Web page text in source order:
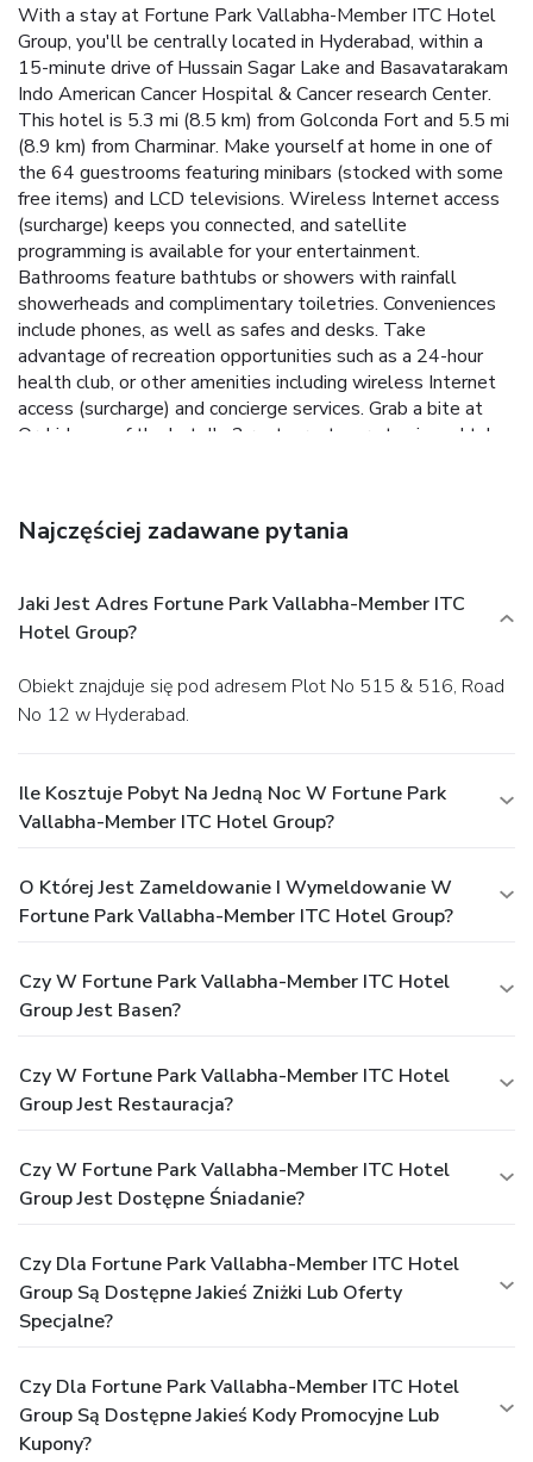
With a stay at Fortune Park Vallabha-Member ITC Hotel
Group, you'll be centrally located in Hyderabad, within a
15-minute drive of Hussain Sagar Lake and Basavatarakam
Indo American Cancer Hospital & Cancer research Center.
This hotel is 5.3 mi (8.5 km) from Golconda Fort and 5.5 mi
(8.9 km) from Charminar. Make yourself at home in one of
the 64 guestrooms featuring minibars (stocked with some
free items) and LCD televisions. Wireless Internet access
(surcharge) keeps you connected, and satellite
programming is available for your entertainment.
Bathrooms feature bathtubs or showers with rainfall
showerheads and complimentary toiletries. Conveniences
include phones, as well as safes and desks. Take
advantage of recreation opportunities such as a 24-hour
health club, or other amenities including wireless Internet
access (surcharge) and concierge services. Grab a bite at
Orchid, one of the hotel's 2 restaurants, or stay in and take
available daily from 7 AM to 10:30 AM for a fee. Featured
amenities include a 24-hour business center, limo/town car
Hyderabad? This hotel has 2217 square feet (206 square
meters) of space consisting of conference space and a
meeting room. For a surcharge, guests may use a roundtrip
up service.
Najczęściej zadawane pytania
Jaki Jest Adres Fortune Park Vallabha-Member ITC
Hotel Group?
Obiekt znajduje się pod adresem Plot No 515 & 516, Road
No 12 w Hyderabad.
Ile Kosztuje Pobyt Na Jedną Noc W Fortune Park
Vallabha-Member ITC Hotel Group?
O Której Jest Zameldowanie I Wymeldowanie W
Fortune Park Vallabha-Member ITC Hotel Group?
Czy W Fortune Park Vallabha-Member ITC Hotel
Group Jest Basen?
Czy W Fortune Park Vallabha-Member ITC Hotel
Group Jest Restauracja?
Czy W Fortune Park Vallabha-Member ITC Hotel
Group Jest Dostępne Śniadanie?
Czy Dla Fortune Park Vallabha-Member ITC Hotel
Group Są Dostępne Jakieś Zniżki Lub Oferty
Specjalne?
Czy Dla Fortune Park Vallabha-Member ITC Hotel
Group Są Dostępne Jakieś Kody Promocyjne Lub
Kupony?